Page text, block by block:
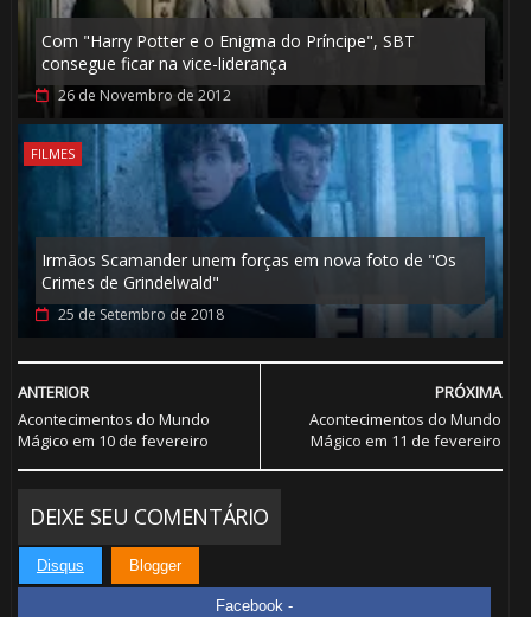
Com "Harry Potter e o Enigma do Príncipe", SBT
consegue ficar na vice-liderança
26 de Novembro de 2012
FILMES
Irmãos Scamander unem forças em nova foto de "Os
Crimes de Grindelwald"
25 de Setembro de 2018
PRÓXIMA
Acontecimentos do Mundo
Mágico em 11 de fevereiro
ANTERIOR
Acontecimentos do Mundo
Mágico em 10 de fevereiro
DEIXE SEU COMENTÁRIO
Disqus Blogger
Facebook -